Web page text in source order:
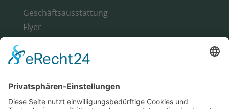
Geschäftsausstattung
Flyer
Magazine
WERBETECHNIK